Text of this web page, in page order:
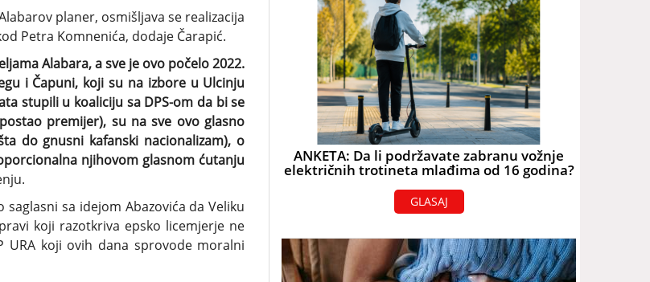
planer, osmišljava se realizacija
Petra Komnenića, dodaje Čarapić.
Alabara, a sve je ovo počelo 2022.
i Čapuni, koji su na izbore u Ulcinju
stupili u koaliciju sa DPS-om da bi se
premijer), su na sve ovo glasno
do gnusni kafanski nacionalizam), o
njihovom glasnom ćutanju
sa idejom Abazovića da Veliku
koji razotkriva epsko licemjerje ne
koji ovih dana sprovode moralni
ANKETA: Da li podržavate zabranu vožnje
električnih trotineta mlađima od 16 godina?
GLASAJ